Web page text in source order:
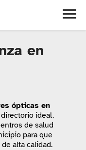
en
ópticas en
ideal.
de salud
para que
alta calidad.